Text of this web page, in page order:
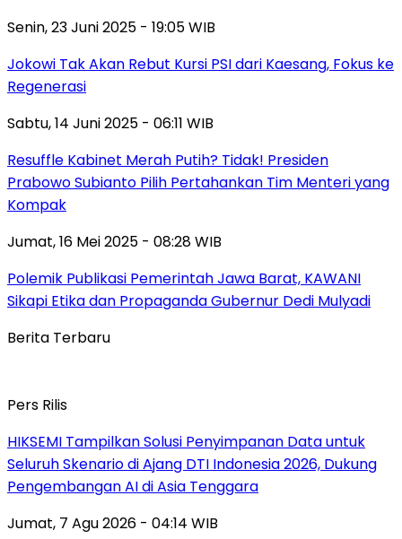
Senin, 23 Juni 2025 - 19:05 WIB
Jokowi Tak Akan Rebut Kursi PSI dari Kaesang, Fokus ke
Regenerasi
Sabtu, 14 Juni 2025 - 06:11 WIB
Resuffle Kabinet Merah Putih? Tidak! Presiden
Prabowo Subianto Pilih Pertahankan Tim Menteri yang
Kompak
Jumat, 16 Mei 2025 - 08:28 WIB
Polemik Publikasi Pemerintah Jawa Barat, KAWANI
Sikapi Etika dan Propaganda Gubernur Dedi Mulyadi
Berita Terbaru
Pers Rilis
HIKSEMI Tampilkan Solusi Penyimpanan Data untuk
Seluruh Skenario di Ajang DTI Indonesia 2026, Dukung
Pengembangan AI di Asia Tenggara
Jumat, 7 Agu 2026 - 04:14 WIB